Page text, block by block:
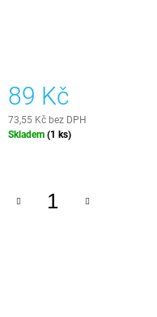
89 Kč
73,55 Kč bez DPH
Měrná
Skladem (1 ks)
M
E
B64